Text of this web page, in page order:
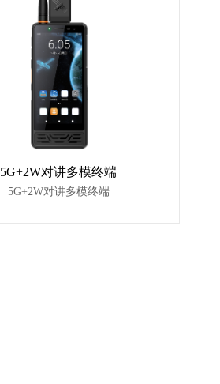
5G+2W对讲多模终端
5G+2W对讲多模终端